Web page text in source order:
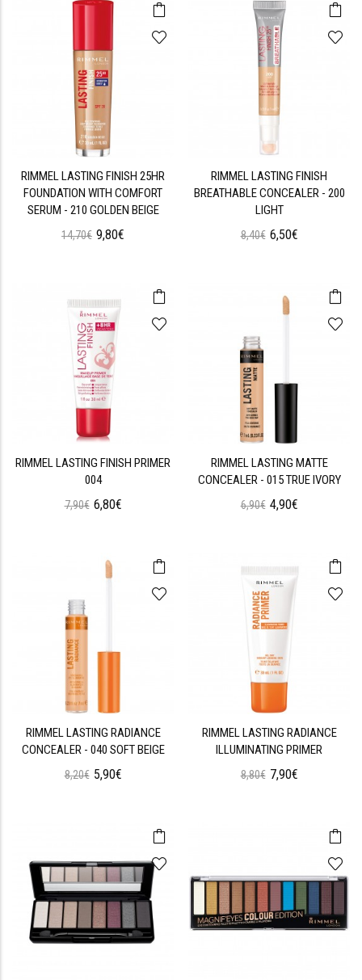
RIMMEL LASTING FINISH 25HR
FOUNDATION WITH COMFORT
SERUM - 210 GOLDEN BEIGE
14,70€ 9,80€
RIMMEL LASTING FINISH
BREATHABLE CONCEALER - 200
LIGHT
8,40€ 6,50€
RIMMEL LASTING FINISH PRIMER
004
7,90€ 6,80€
RIMMEL LASTING MATTE
CONCEALER - 015 TRUE IVORY
6,90€ 4,90€
RIMMEL LASTING RADIANCE
CONCEALER - 040 SOFT BEIGE
8,20€ 5,90€
RIMMEL LASTING RADIANCE
ILLUMINATING PRIMER
8,80€ 7,90€